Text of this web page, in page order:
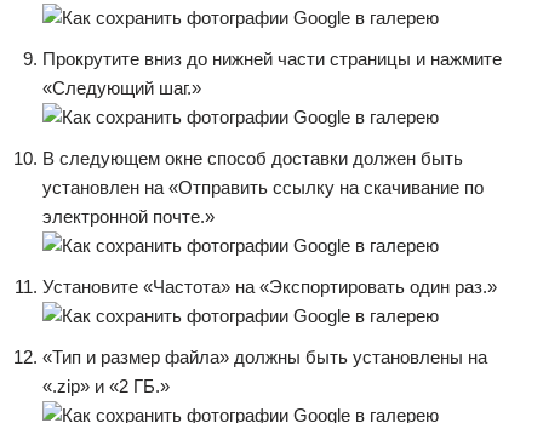
Прокрутите вниз до нижней части страницы и нажмите
«Следующий шаг.»
В следующем окне способ доставки должен быть
установлен на «Отправить ссылку на скачивание по
электронной почте.»
Установите «Частота» на «Экспортировать один раз.»
«Тип и размер файла» должны быть установлены на
«.zip» и «2 ГБ.»